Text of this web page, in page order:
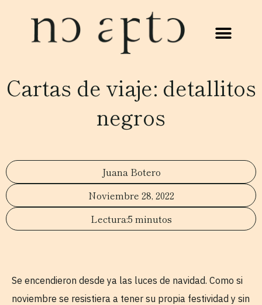
Cartas de viaje: detallitos
negros
Juana Botero
Noviembre 28, 2022
5 minutos
Se encendieron desde ya las luces de navidad. Como si
noviembre se resistiera a tener su propia festividad y sin